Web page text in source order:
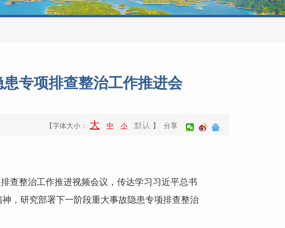
专项排查整治工作推进会
【字体大小： 大 中 小 默认 】 分享
查整治工作推进视频会议 ， 传达学习 习近平总书
神 ， 研究部署下一 阶段重大事故隐患专项排查整治